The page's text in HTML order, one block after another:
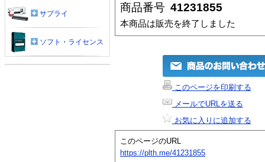
商品番号 41231855
本商品は販売を終了しました
このページを印刷する
メールでURLを送る
お気に入りに追加する
このページのURL
https://plth.me/41231855
サプライ
ソフト・ライセンス